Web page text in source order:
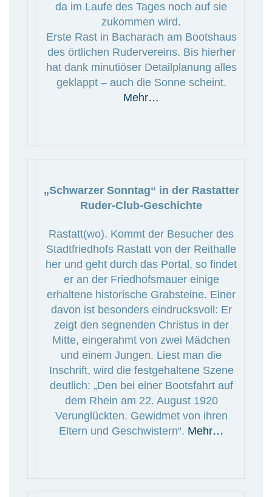
da im Laufe des Tages noch auf sie
zukommen wird.
Erste Rast in Bacharach am Bootshaus
des örtlichen Rudervereins. Bis hierher
hat dank minutiöser Detailplanung alles
geklappt – auch die Sonne scheint.
Mehr…
„Schwarzer Sonntag“ in der Rastatter
Ruder-Club-Geschichte
Rastatt(wo). Kommt der Besucher des
Stadtfriedhofs Rastatt von der Reithalle
her und geht durch das Portal, so findet
er an der Friedhofsmauer einige
erhaltene historische Grabsteine. Einer
davon ist besonders eindrucksvoll: Er
zeigt den segnenden Christus in der
Mitte, eingerahmt von zwei Mädchen
und einem Jungen. Liest man die
Inschrift, wird die festgehaltene Szene
deutlich: „Den bei einer Bootsfahrt auf
dem Rhein am 22. August 1920
Verunglückten. Gewidmet von ihren
Eltern und Geschwistern“. Mehr…